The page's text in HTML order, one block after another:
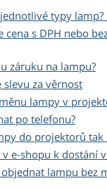
typy lamp?
cena s DPH nebo
záruku na lampu?
slevu za věrnost
lampy v
po telefonu?
do projektorů tak
v e-shopu k dostání
lampu bez